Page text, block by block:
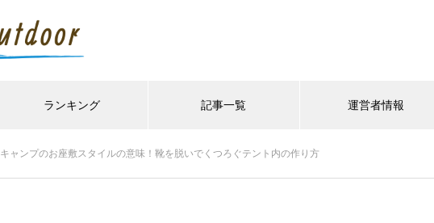
ランキング 記事一覧 運営者情報
キャンプのお座敷スタイルの意味！靴を脱いでくつろぐテント内の作り方